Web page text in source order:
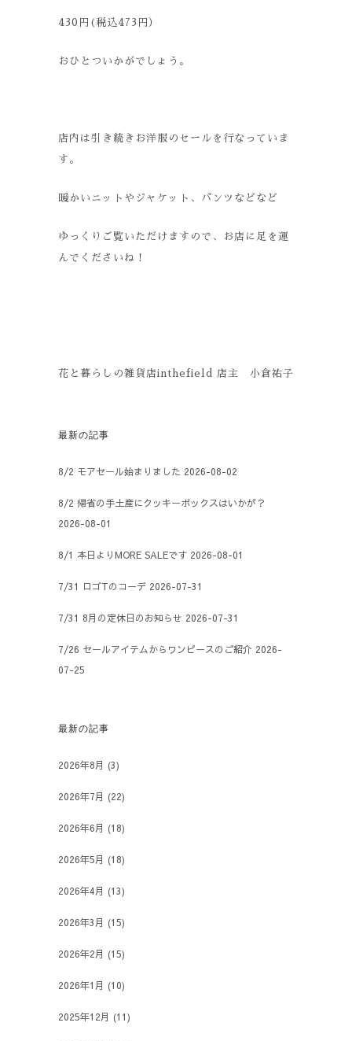
430円(税込473円）
おひとついかがでしょう。
店内は引き続きお洋服のセールを行なっていま
す。
暖かいニットやジャケット、パンツなどなど
ゆっくりご覧いただけますので、お店に足を運
んでくださいね！
花と暮らしの雑貨店inthefield 店主 小倉祐子
最新の記事
8/2 モアセール始まりました 2026-08-02
8/2 帰省の手土産にクッキーボックスはいかが？
2026-08-01
8/1 本日よりMORE SALEです 2026-08-01
7/31 ロゴTのコーデ 2026-07-31
7/31 8月の定休日のお知らせ 2026-07-31
7/26 セールアイテムからワンピースのご紹介 2026-
07-25
最新の記事
2026年8月 (3)
2026年7月 (22)
2026年6月 (18)
2026年5月 (18)
2026年4月 (13)
2026年3月 (15)
2026年2月 (15)
2026年1月 (10)
2025年12月 (11)